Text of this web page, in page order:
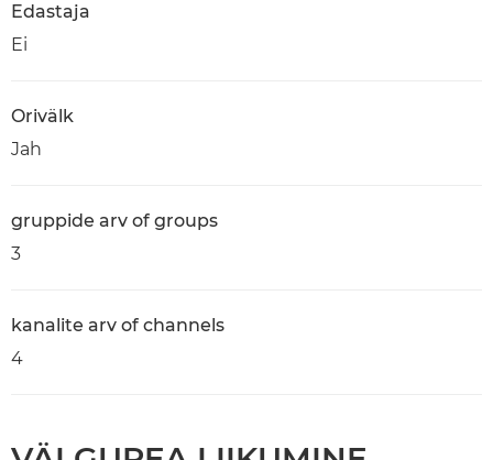
Edastaja
Ei
Orivälk
Jah
gruppide arv of groups
3
kanalite arv of channels
4